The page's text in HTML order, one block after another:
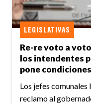
Re-re voto a
los intendentes
pone condiciones
LEGISLATIVAS
Los jefes
reclamo al